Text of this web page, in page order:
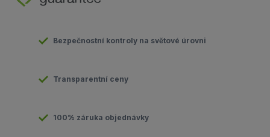
Bezpečnostní kontroly na světové úrovni
Transparentní ceny
100% záruka objednávky